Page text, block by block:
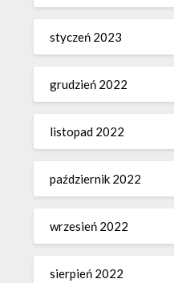
styczeń 2023
grudzień 2022
listopad 2022
październik 2022
wrzesień 2022
sierpień 2022